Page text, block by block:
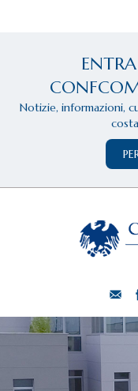
Notizie, informazioni,
CHI SIAMO